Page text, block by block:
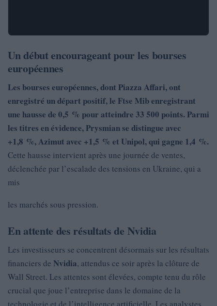
Un début encourageant pour les bourses
européennes
Les bourses européennes, dont Piazza Affari, ont
enregistré un départ positif, le Ftse Mib enregistrant
une hausse de 0,5 % pour atteindre 33 500 points. Parmi
les titres en évidence, Prysmianse distingue avec
+1,8 %,Azimut avec +1,5 % et Unipol, qui gagne 1,4 %.
Cette hausse intervient après une journée de ventes,
déclenchée par l’escalade des tensions en Ukraine, qui a
mis
les marchés sous pression.
En attente des résultats de Nvidia
Les investisseurs se concentrent désormais sur les résultats
financiers de Nvidia, attendus ce soir après la clôture de
Wall Street. Les attentes sont élevées, compte tenu du rôle
crucial que joue l’entreprise dans le domaine de la